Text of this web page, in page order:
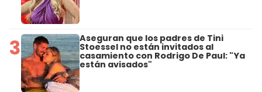
3 Aseguran que los padres de Tini
Stoessel no están invitados al
casamiento con Rodrigo De Paul: "Ya
están avisados"